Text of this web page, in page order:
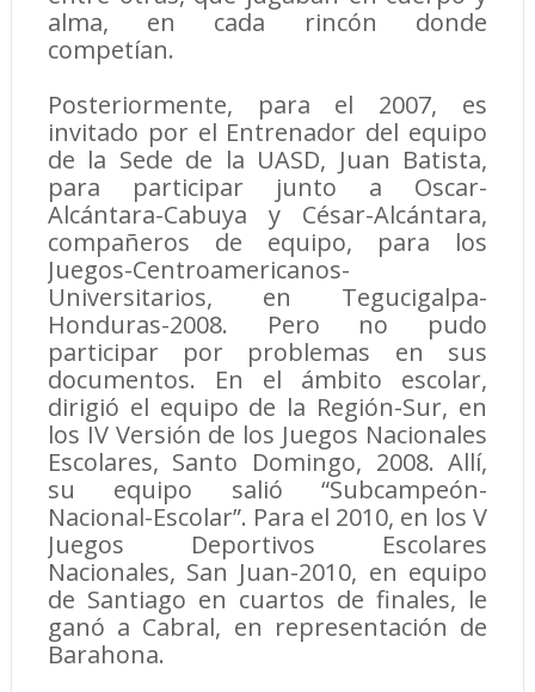
alma, en cada rincón donde
competían.
Posteriormente, para el 2007, es
invitado por el Entrenador del equipo
de la Sede de la UASD, Juan Batista,
para participar junto a Oscar-
Alcántara-Cabuya y César-Alcántara,
compañeros de equipo, para los
Juegos-Centroamericanos-
Universitarios, en Tegucigalpa-
Honduras-2008. Pero no pudo
participar por problemas en sus
documentos. En el ámbito escolar,
dirigió el equipo de la Región-Sur, en
los IV Versión de los Juegos Nacionales
Escolares, Santo Domingo, 2008. Allí,
su equipo salió “Subcampeón-
Nacional-Escolar”. Para el 2010, en los V
Juegos Deportivos Escolares
Nacionales, San Juan-2010, en equipo
de Santiago en cuartos de finales, le
ganó a Cabral, en representación de
Barahona.